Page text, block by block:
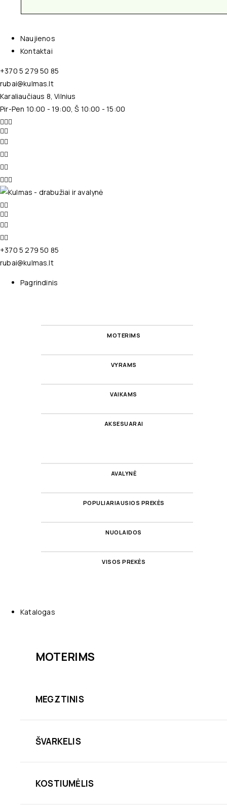
Naujienos
Kontaktai
+370 5 279 50 85
rubai@kulmas.lt
Karaliaučiaus 8, Vilnius
Pir-Pen 10:00 - 19:00, Š 10:00 - 15:00
+370 5 279 50 85
rubai@kulmas.lt
Pagrindinis
MOTERIMS
VYRAMS
VAIKAMS
AKSESUARAI
AVALYNĖ
POPULIARIAUSIOS PREKĖS
NUOLAIDOS
VISOS PREKĖS
Katalogas
MOTERIMS
MEGZTINIS
ŠVARKELIS
KOSTIUMĖLIS